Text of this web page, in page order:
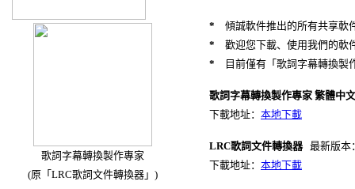
歌詞字幕轉換製作專家
(原「LRC歌詞文件轉換器」)
*
傾誠軟件推出的所有共享軟
*
歡迎您下載、使用我們的軟
*
目前僅有「歌詞字幕轉換
歌詞字幕轉換製作專家 繁體中
下載地址： 本地下載
LRC歌詞文件轉換器 最新版本
下載地址： 本地下載